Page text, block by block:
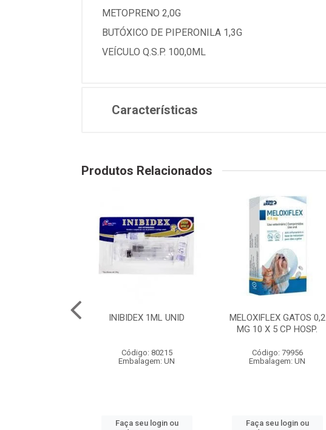
METOPRENO 2,0G
BUTÓXICO DE PIPERONILA 1,3G
VEÍCULO Q.S.P. 100,0ML
Características
Produtos Relacionados
INIBIDEX 1ML UNID
Código: 80215
Embalagem: UN
Faça seu login ou
MELOXIFLEX GATOS 0,2
MG 10 X 5 CP HOSP.
Código: 79956
Embalagem: UN
Faça seu login ou